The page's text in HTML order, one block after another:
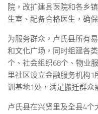
院，改扩建县医院和各乡
生室、配备合格医生，确
为服务群众，卢氏县所有
和文化广场，同时组建各
个、社会组织68个、物业
里社区设立金融服务机构
训基地1处，满足搬迁群众
卢氏县在兴贤里及全县4